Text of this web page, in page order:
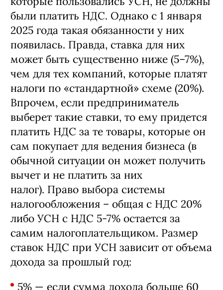
До недавнего времени компании и ИП,
которые пользовались УСН, не должны
были платить НДС. Однако с 1 января
2025 года такая обязанности у них
появилась. Правда, ставка для них
может быть существенно ниже (5–7%),
чем для тех компаний, которые платят
налоги по «стандартной» схеме (20%).
Впрочем, если предприниматель
выберет такие ставки, то ему придется
платить НДС за те товары, которые он
сам покупает для ведения бизнеса (в
обычной ситуации он может получить
вычет и не платить за них
налог). Право выбора системы
налогообложения – общая с НДС 20%
либо УСН с НДС 5-7% остается за
самим налогоплательщиком. Размер
ставок НДС при УСН зависит от объема
дохода за прошлый год: